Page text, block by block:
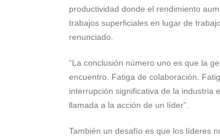
productividad donde el rendimiento
trabajos superficiales en lugar de
renunciado.
“La conclusión número uno es que la
encuentro. Fatiga de colaboración.
interrupción significativa de la industria
llamada a la acción de un líder”.
También un desafío es que los líderes